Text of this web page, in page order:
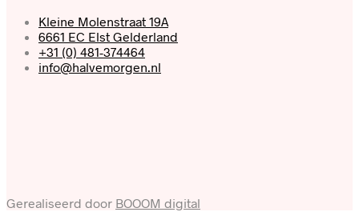
Kleine Molenstraat 19A
6661 EC Elst Gelderland
+31 (0) 481-374464
info@halvemorgen.nl
Gerealiseerd door BOOOM digital